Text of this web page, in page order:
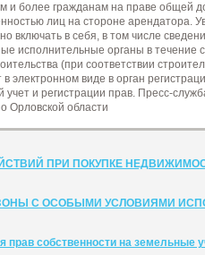
и более гражданам на праве общей
лиц на стороне арендатора.
включать в себя, в том числе
исполнительные органы в течение
(при соответствии
электронном виде в орган
учет и регистрации прав. Пресс-
Орловской области
ПРИ ПОКУПКЕ
С ОСОБЫМИ УСЛОВИЯМИ
собственности на земельные